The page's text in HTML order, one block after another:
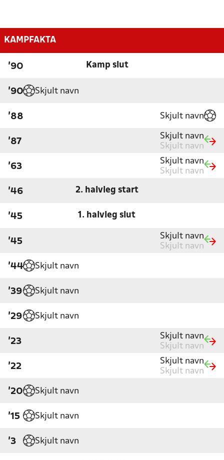
KAMPFAKTA
'90 Kamp slut
'90 Skjult navn
'88 Skjult navn
'87
Skjult navn
Skjult navn
'63
Skjult navn
Skjult navn
'46 2. halvleg start
'45 1. halvleg slut
'45
Skjult navn
Skjult navn
'44 Skjult navn
'39 Skjult navn
'29 Skjult navn
'23
Skjult navn
Skjult navn
'22
Skjult navn
Skjult navn
'20 Skjult navn
'15 Skjult navn
'3 Skjult navn